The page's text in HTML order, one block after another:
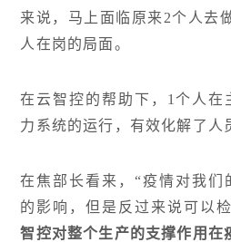
来说，马上面临原来2个人去
人在岗的局面。
在云智控的帮助下，1个人在
力系统的运行，有效化解了人
在焦部长看来，“疫情对我们
的影响，但是反过来说可以
智控对整个生产的支撑作用在